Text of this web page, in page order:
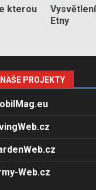
kterou
Etny
NAŠE PROJEKTY
Web.cz